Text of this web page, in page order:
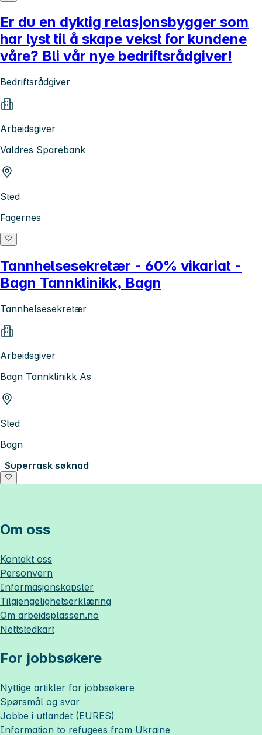
Er du en dyktig relasjonsbygger som
har lyst til å skape vekst for kundene
våre? Bli vår nye bedriftsrådgiver!
Bedriftsrådgiver
Arbeidsgiver
Valdres Sparebank
Sted
Fagernes
Tannhelsesekretær - 60% vikariat -
Bagn Tannklinikk, Bagn
Tannhelsesekretær
Arbeidsgiver
Bagn Tannklinikk As
Sted
Bagn
Superrask søknad
Om oss
Kontakt oss
Personvern
Informasjonskapsler
Tilgjengelighetserklæring
Om arbeidsplassen.no
Nettstedkart
For jobbsøkere
Nyttige artikler for jobbsøkere
Spørsmål og svar
Jobbe i utlandet (EURES)
Information to refugees from Ukraine